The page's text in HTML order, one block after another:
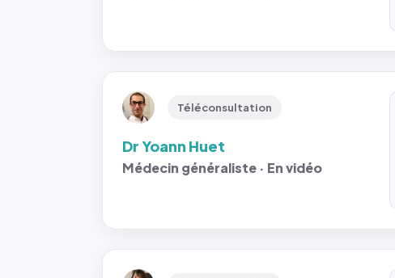
Téléconsultation
Dr Yoann Huet
Médecin généraliste · En vidéo